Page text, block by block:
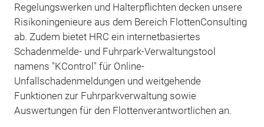
Regelungswerken und Halterpflichten decken unsere
Risikoningenieure aus dem Bereich FlottenConsulting
ab. Zudem bietet HRC ein internetbasiertes
Schadenmelde- und Fuhrpark-Verwaltungstool
namens "KControl" für Online-
Unfallschadenmeldungen und weitgehende
Funktionen zur Fuhrparkverwaltung sowie
Auswertungen für den Flottenverantwortlichen an.